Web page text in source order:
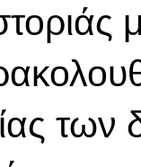
των